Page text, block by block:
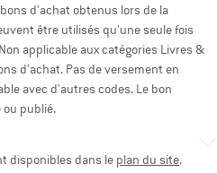
d'achat obtenus lors de la
être utilisés qu'une seule fois
applicable aux catégories Livres &
d'achat. Pas de versement en
avec d'autres codes. Le bon
publié.
disponibles dans le plan du site.